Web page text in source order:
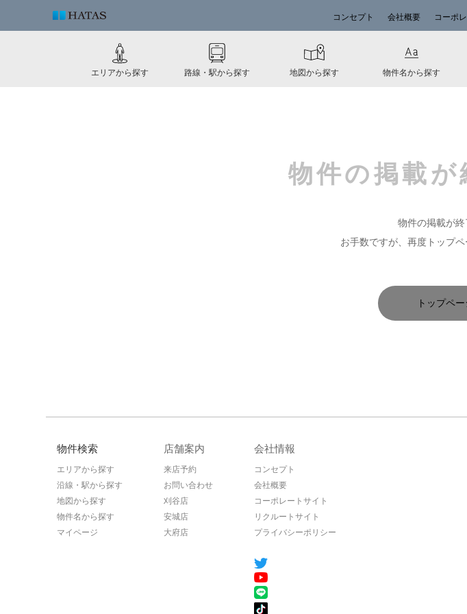
コンセプト 会社概要 コーポ
エリアから探す 路線・駅から探す 地図から探す 物件名から探す
物件の掲載が
物件の掲載が終
お手数ですが、再度トップペ
トップペ
物件検索
エリアから探す
沿線・駅から探す
地図から探す
物件名から探す
マイページ
店舗案内
来店予約
お問い合わせ
刈谷店
安城店
大府店
会社情報
コンセプト
会社概要
コーポレートサイト
リクルートサイト
プライバシーポリシー